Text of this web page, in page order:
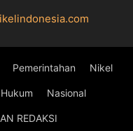
Pemerintahan Nikel
Hukum Nasional
REDAKSI